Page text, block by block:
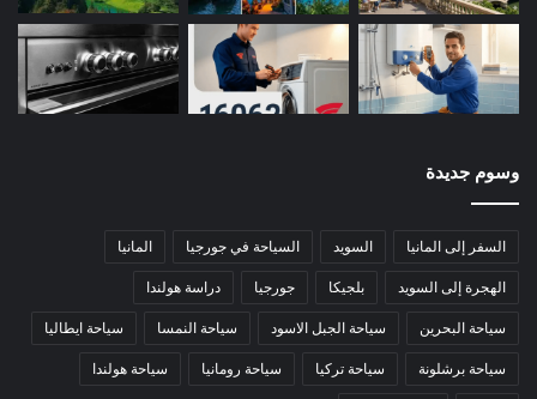
وسوم جديدة
السفر إلى المانيا السويد السياحة في جورجيا المانيا
الهجرة إلى السويد بلجيكا جورجيا دراسة هولندا
سياحة البحرين سياحة الجبل الاسود سياحة النمسا سياحة ايطاليا
سياحة برشلونة سياحة تركيا سياحة رومانيا سياحة هولندا